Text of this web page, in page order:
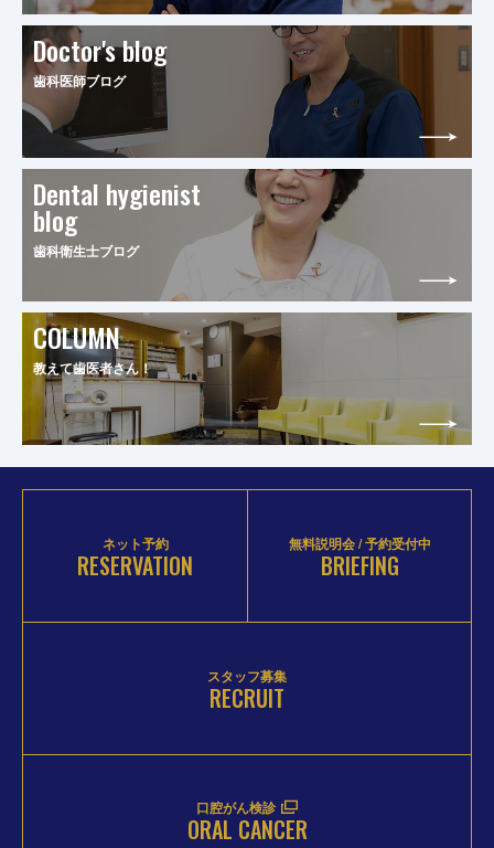
Doctor's blog
歯科医師ブログ
Dental hygienist
blog
歯科衛生士ブログ
COLUMN
教えて歯医者さん！
ネット予約
RESERVATION
無料説明会 / 予約受付中
BRIEFING
スタッフ募集
RECRUIT
口腔がん検診
ORAL CANCER